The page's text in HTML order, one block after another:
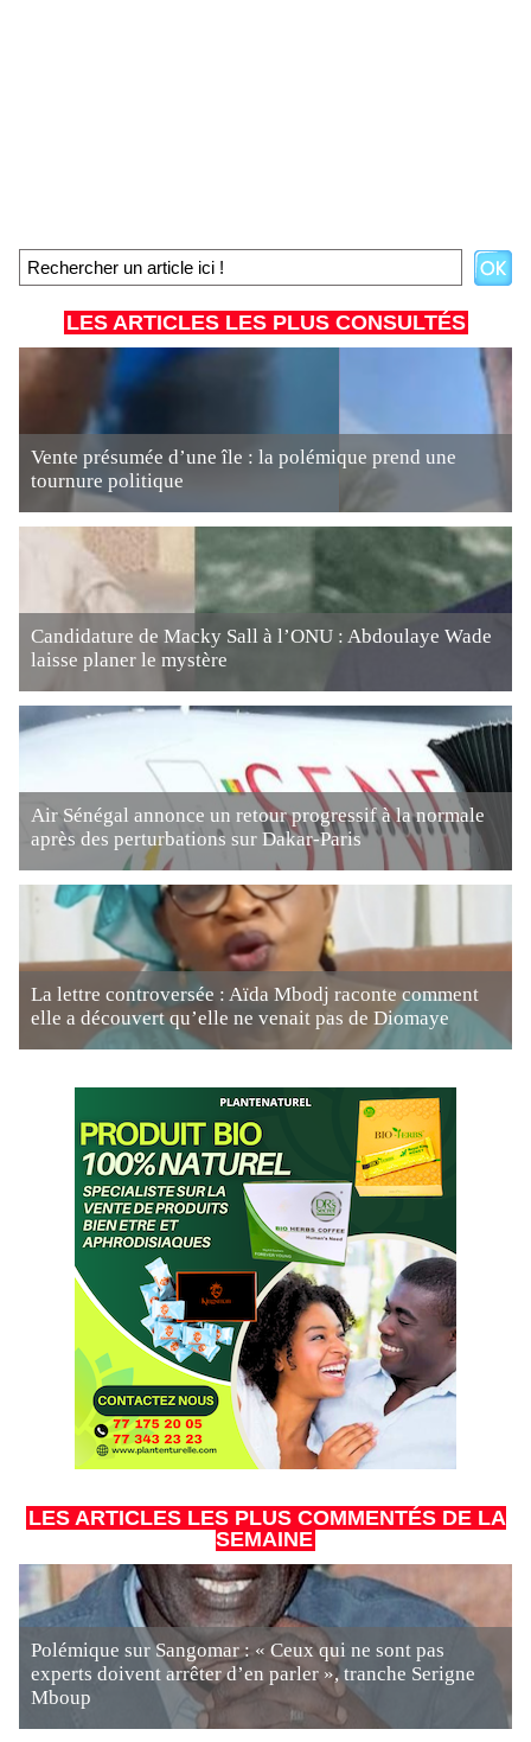
LES ARTICLES LES PLUS CONSULTÉS
Vente présumée d’une île : la polémique prend une
tournure politique
Candidature de Macky Sall à l’ONU : Abdoulaye Wade
laisse planer le mystère
Air Sénégal annonce un retour progressif à la normale
après des perturbations sur Dakar-Paris
La lettre controversée : Aïda Mbodj raconte comment
elle a découvert qu’elle ne venait pas de Diomaye
LES ARTICLES LES PLUS COMMENTÉS DE LA
SEMAINE
Polémique sur Sangomar : « Ceux qui ne sont pas
experts doivent arrêter d’en parler », tranche Serigne
Mboup